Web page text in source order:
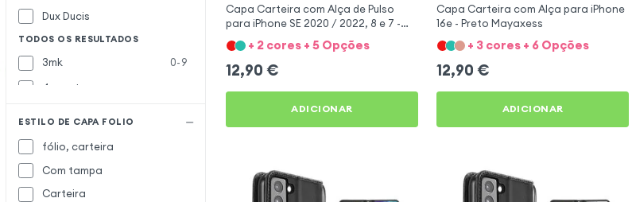
Dux Ducis
TODOS OS RESULTADOS
3mk
0-9
4smarts
Bigben
ESTILO DE CAPA FOLIO
fólio, carteira
Com tampa
Carteira
Capa Carteira com Alça de Pulso
para iPhone SE 2020 / 2022, 8 e 7 -
Preto Mayaxess
+ 2 cores + 5 Opções
12,90 €
ADICIONAR
Capa Carteira com Alça para iPhone
16e - Preto Mayaxess
+ 3 cores + 6 Opções
12,90 €
ADICIONAR